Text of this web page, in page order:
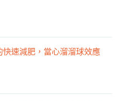
速減肥，當心溜溜球效應